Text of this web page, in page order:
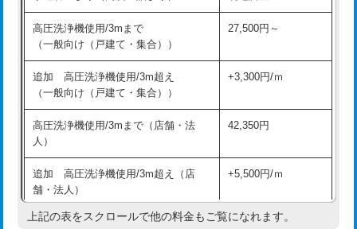
追加人工 16,500円
廃棄・処分 現場見積
※給水管工事は20mmまでの価格です。
持込商品取付（混合水栓）
持込商品取付（浄水器・分岐水栓） 16,500円
業）
排水管工事（追加 排水管工事/3ｍ超
え）
高圧洗浄機使用/3mまで
（一般向け（戸建て・集合））
27,500円～
追加 高圧洗浄機使用/3m超え
（一般向け（戸建て・集合））
+3,300円/ｍ
高圧洗浄機使用/3mまで（店舗・法
人）
42,350円
追加 高圧洗浄機使用/3m超え（店
舗・法人）
+5,500円/ｍ
高度高圧洗浄換 現地調査
上記の表をスクロールで他の料金もご覧になれます。